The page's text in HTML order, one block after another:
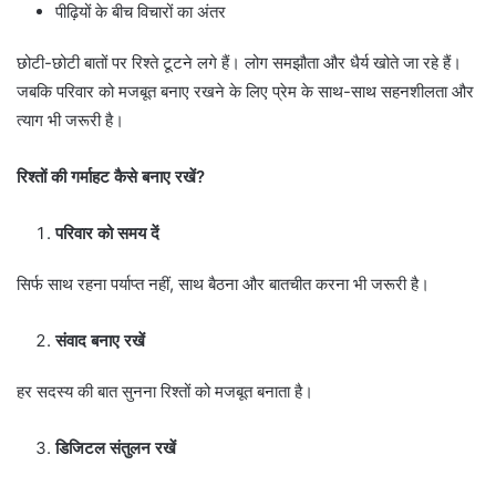
पीढ़ियों के बीच विचारों का अंतर
छोटी-छोटी बातों पर रिश्ते टूटने लगे हैं। लोग समझौता और धैर्य खोते जा रहे हैं।
जबकि परिवार को मजबूत बनाए रखने के लिए प्रेम के साथ-साथ सहनशीलता और
त्याग भी जरूरी है।
रिश्तों की गर्माहट कैसे बनाए रखें?
परिवार को समय दें
सिर्फ साथ रहना पर्याप्त नहीं, साथ बैठना और बातचीत करना भी जरूरी है।
संवाद बनाए रखें
हर सदस्य की बात सुनना रिश्तों को मजबूत बनाता है।
डिजिटल संतुलन रखें